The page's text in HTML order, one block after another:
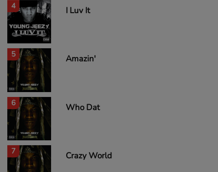
4 I Luv It
5 Amazin'
6 Who Dat
7 Crazy World